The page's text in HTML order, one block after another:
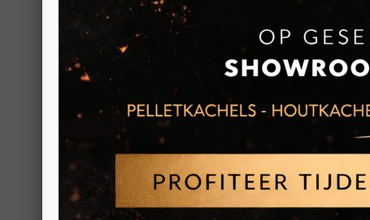
6,5kW
Geventileerde
pelletkachel
BEKIJKEN